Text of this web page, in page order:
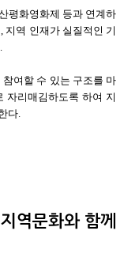
평화영화제 등과 연계하
, 지역 인재가 실질적인 기
.
여할 수 있는 구조를 마
자리매김하도록 하여 지
다.
역문화와 함께